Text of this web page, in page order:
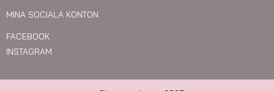
MINA SOCIALA KONTON
FACEBOOK
INSTAGRAM